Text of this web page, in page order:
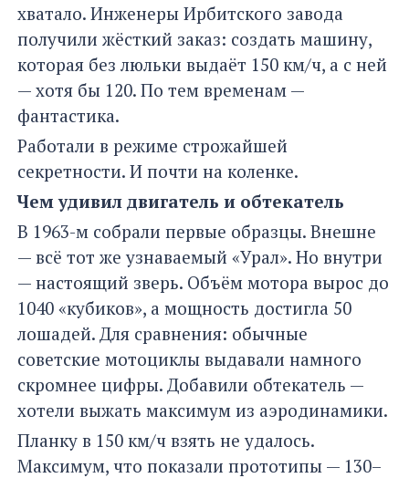
хватало. Инженеры Ирбитского завода
получили жёсткий заказ: создать машину,
которая без люльки выдаёт 150 км/ч, а с ней
— хотя бы 120. По тем временам —
фантастика.
Работали в режиме строжайшей
секретности. И почти на коленке.
Чем удивил двигатель и обтекатель
В 1963-м собрали первые образцы. Внешне
— всё тот же узнаваемый «Урал». Но внутри
— настоящий зверь. Объём мотора вырос до
1040 «кубиков», а мощность достигла 50
лошадей. Для сравнения: обычные
советские мотоциклы выдавали намного
скромнее цифры. Добавили обтекатель —
хотели выжать максимум из аэродинамики.
Планку в 150 км/ч взять не удалось.
Максимум, что показали прототипы — 130–